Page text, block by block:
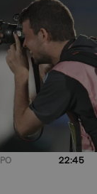
22:45